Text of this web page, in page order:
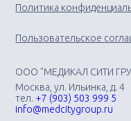
Политика
Пользовательское
ООО "МЕДИКАЛ СИТИ
Москва, ул. Ильинка, д. 4
тел. +7 (903) 503 999 5
info@medcitygroup.ru